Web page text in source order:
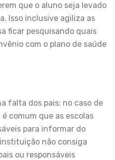
que o aluno seja levado
Isso inclusive agiliza as
ficar pesquisando quais
com o plano de saúde
falta dos pais: no caso de
comum que as escolas
para informar do
não consiga
ou responsáveis